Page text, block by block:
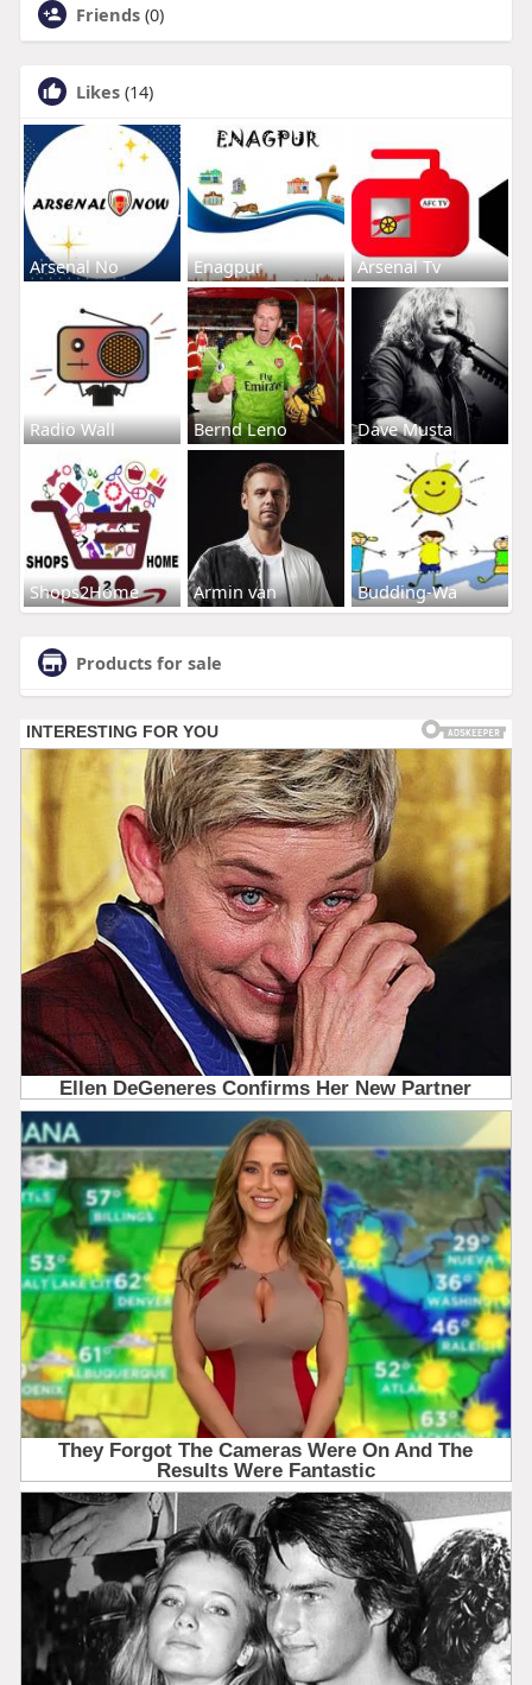
Friends (0)
Likes (14)
Arsenal No Enagpur Arsenal Tv
Radio Wall Bernd Leno Dave Musta
Shops2Home Armin van Budding-Wa
Products for sale